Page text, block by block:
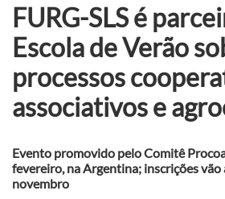
FURG-SLS é
Escola de Verão
processos
associativos e
Evento promovido pelo Comitê
fevereiro, na Argentina; inscrições vão
novembro